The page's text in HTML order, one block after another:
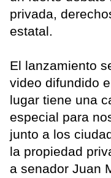
privada,
estatal.
El lanzamiento
video difundido
lugar tiene una
especial para
junto a los
la propiedad
a senador Juan